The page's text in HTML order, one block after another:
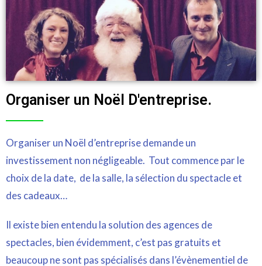
Organiser un Noël D'entreprise.
Organiser un Noël d’entreprise demande un
investissement non négligeable. Tout commence par le
choix de la date, de la salle, la sélection du spectacle et
des cadeaux…
Il existe bien entendu la solution des agences de
spectacles, bien évidemment, c’est pas gratuits et
beaucoup ne sont pas spécialisés dans l’évènementiel de